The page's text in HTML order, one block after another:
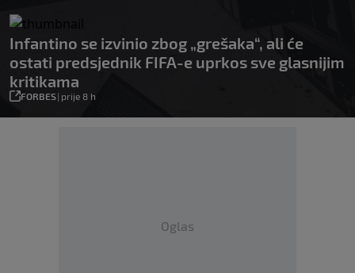
Infantino se izvinio zbog „grešaka“, ali će
ostati predsjednik FIFA-e uprkos sve glasnijim
kritikama
FORBES| prije 8 h
Oglas